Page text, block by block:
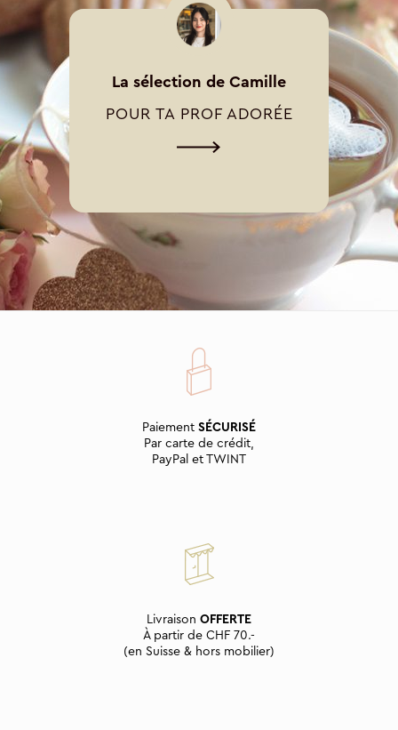
La sélection de Camille
POUR TA PROF ADORÉE
Paiement SÉCURISÉ
Par carte de crédit,
PayPal et TWINT
Livraison OFFERTE
À partir de CHF 70.-
(en Suisse & hors mobilier)